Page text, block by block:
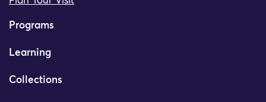
Programs
Learning
Collections